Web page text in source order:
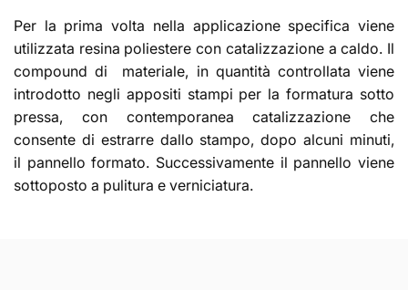
Per la prima volta nella applicazione specifica viene
utilizzata resina poliestere con catalizzazione a caldo. Il
compound di materiale, in quantità controllata viene
introdotto negli appositi stampi per la formatura sotto
pressa, con contemporanea catalizzazione che
consente di estrarre dallo stampo, dopo alcuni minuti,
il pannello formato. Successivamente il pannello viene
sottoposto a pulitura e verniciatura.